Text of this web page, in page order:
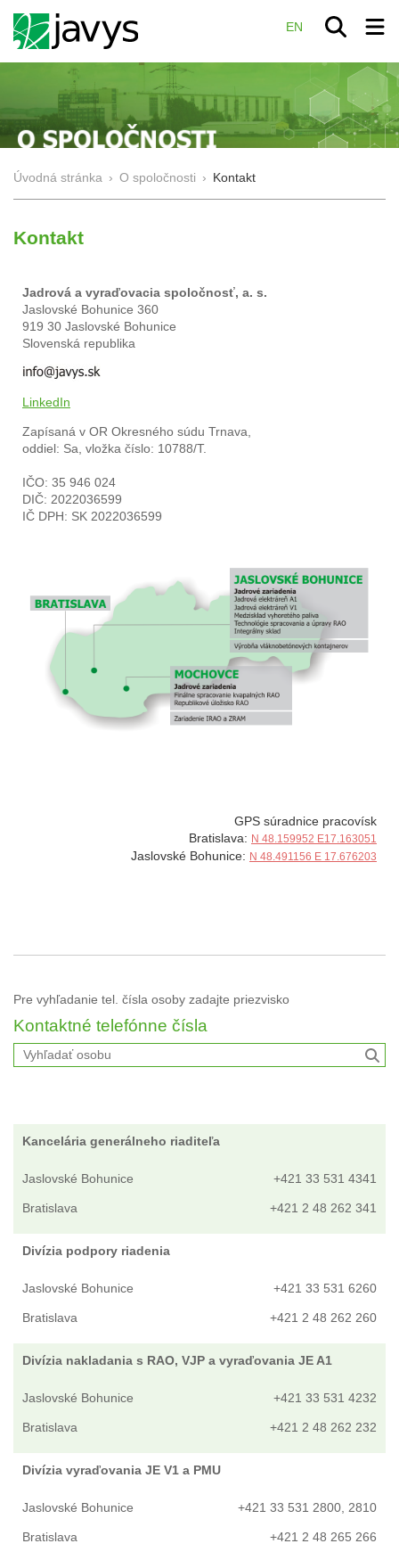
EN
Úvodná stránka › O spoločnosti › Kontakt
Kontakt
Jadrová a vyraďovacia spoločnosť, a. s.
Jaslovské Bohunice 360
919 30 Jaslovské Bohunice
Slovenská republika
LinkedIn
Zapísaná v OR Okresného súdu Trnava,
oddiel: Sa, vložka číslo: 10788/T.
IČO: 35 946 024
DIČ: 2022036599
IČ DPH: SK 2022036599
GPS súradnice pracovísk
Bratislava: N 48.159952 E17.163051
Jaslovské Bohunice: N 48.491156 E 17.676203
Pre vyhľadanie tel. čísla osoby zadajte priezvisko
Kontaktné telefónne čísla
Kancelária generálneho riaditeľa
Jaslovské Bohunice
Bratislava
+421 33 531 4341
+421 2 48 262 341
Divízia podpory riadenia
Jaslovské Bohunice
Bratislava
+421 33 531 6260
+421 2 48 262 260
Divízia nakladania s RAO, VJP a vyraďovania JE A1
Jaslovské Bohunice
Bratislava
+421 33 531 4232
+421 2 48 262 232
Divízia vyraďovania JE V1 a PMU
Jaslovské Bohunice
Bratislava
+421 33 531 2800, 2810
+421 2 48 265 266